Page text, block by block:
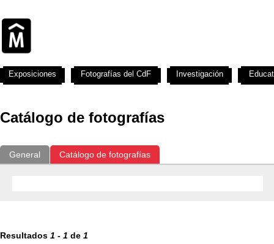
Catálogo de fotografías
General Catálogo de fotografías
Resultados 1 - 1 de 1
Exposiciones Fotografías del CdF Investigación